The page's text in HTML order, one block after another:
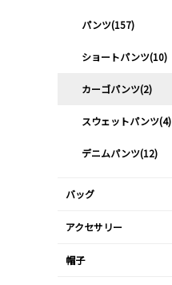
パンツ(157)
ショートパンツ(10)
カーゴパンツ(2)
スウェットパンツ(4)
デニムパンツ(12)
バッグ
アクセサリー
帽子